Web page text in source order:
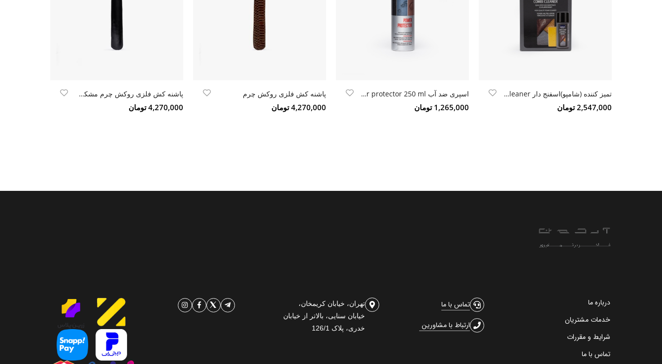
تمیز کننده (شامپو)اسفنج دار Woly combi cleaner
2,547,000 تومان
اسپری ضد آب Blink power protector 250 ml
1,265,000 تومان
پاشنه کش فلزی روکش چرم
4,270,000 تومان
پاشنه کش فلزی روکش چرم مشکی ورنی
4,270,000 تومان
درباره ما
خدمات مشتریان
شرایط و مقررات
تماس با ما
تماس با ما
ارتباط با مشاورین
تهران، خیابان کریمخان،
خیابان سنایی، بالاتر از خیابان
خدری، پلاک 126/1